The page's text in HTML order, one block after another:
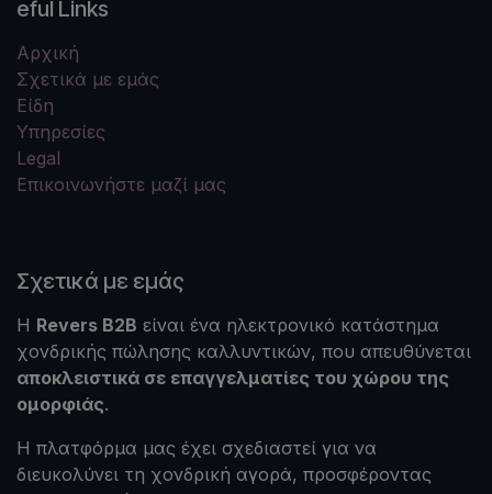
eful Links
Αρχική
Σχετικά με εμάς
Είδη
Υπηρεσίες
Legal
Επικοινωνήστε μαζί μας
Σχετικά με εμάς
Η Revers B2B είναι ένα ηλεκτρονικό κατάστημα
χονδρικής πώλησης καλλυντικών, που απευθύνεται
αποκλειστικά σε επαγγελματίες του χώρου της
ομορφιάς.
Η πλατφόρμα μας έχει σχεδιαστεί για να
διευκολύνει τη χονδρική αγορά, προσφέροντας